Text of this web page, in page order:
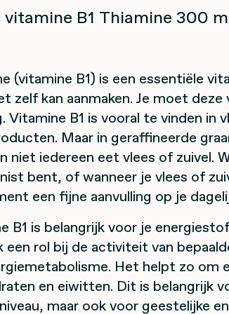
vitamine B1 Thiamine 300
(vitamine B1) is een essentiële
zelf kan aanmaken. Je moet
Vitamine B1 is vooral te vinden in
Maar in geraffineerde
niet iedereen eet vlees of zuivel.
bent, of wanneer je vlees of
een fijne aanvulling op je
B1 is belangrijk voor je
een rol bij de activiteit van
Het helpt zo om
en eiwitten. Dit is belangrijk
maar ook voor geestelijke